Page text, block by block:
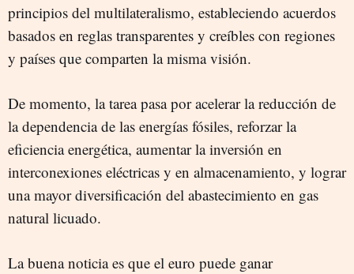
principios del multilateralismo, estableciendo acuerdos
basados en reglas transparentes y creíbles con regiones
y países que comparten la misma visión.
De momento, la tarea pasa por acelerar la reducción de
la dependencia de las energías fósiles, reforzar la
eficiencia energética, aumentar la inversión en
interconexiones eléctricas y en almacenamiento, y lograr
una mayor diversificación del abastecimiento en gas
natural licuado.
La buena noticia es que el euro puede ganar